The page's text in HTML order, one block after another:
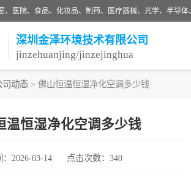
深圳金泽环境技术有限公司
jinzehuanjing/jinzejinghua
司动态 > 佛山恒温恒湿净化空调多少钱
温恒湿净化空调多少钱
：2026-03-14 点击次数：340